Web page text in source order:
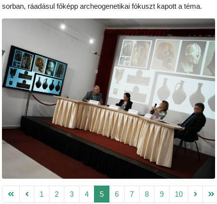
sorban, ráadásul főképp archeogenetikai fókuszt kapott a téma.
1 2 3 4 5 6 7 8 9 10